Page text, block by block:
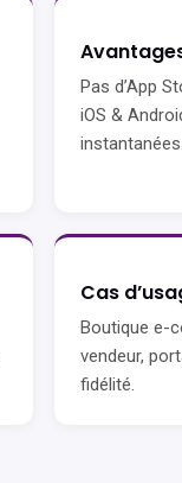
Pas d’App
iOS &
instantanées.
Cas
Boutique e-
vendeur,
fidélité.